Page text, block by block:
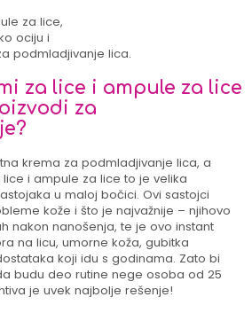
za lice,
ociju i
podmladjivanje lica.
za lice i ampule za lice
za
krema za podmladjivanje lica, a
i ampule za lice to je velika
u maloj bočici. Ovi sastojci
kože i što je najvažnije – njihovo
nakon nanošenja, te je ovo instant
na licu, umorne koža, gubitka
koji idu s godinama. Zato bi
budu deo rutine nege osoba od 25
je uvek najbolje rešenje!